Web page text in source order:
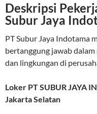
Deskripsi
Subur Jaya
PT Subur Jaya Indotama
bertanggung jawab
dan lingkungan di
Loker PT SUBUR JAYA
Jakarta Selatan